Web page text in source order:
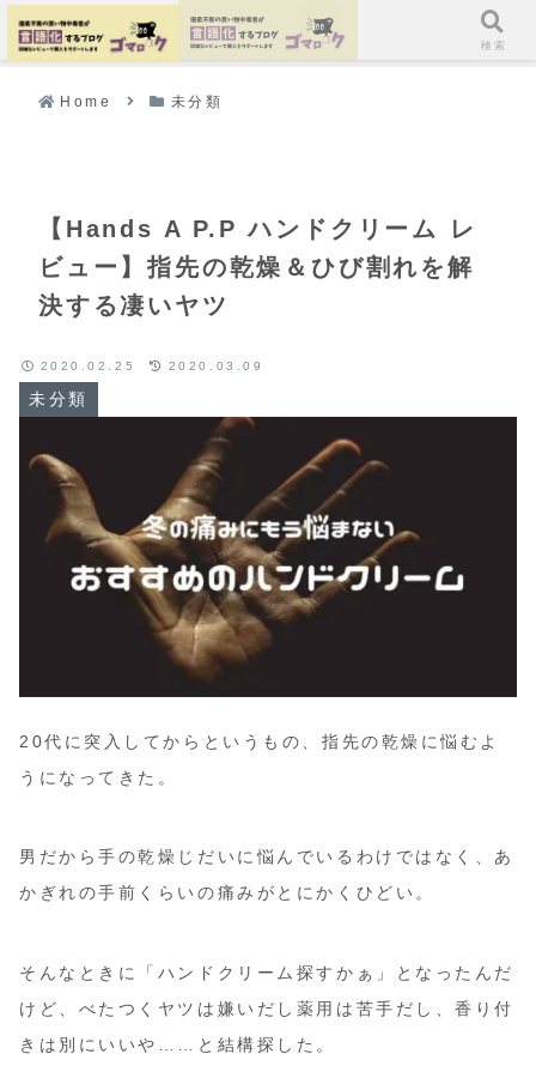
Home 未分類
【Hands A P.P ハンドクリーム レ
ビュー】指先の乾燥＆ひび割れを解
決する凄いヤツ
未分類
2020.02.25 2020.03.09
20代に突入してからというもの、指先の乾燥に悩むよ
うになってきた。
男だから手の乾燥じだいに悩んでいるわけではなく、あ
かぎれの手前くらいの痛みがとにかくひどい。
そんなときに「ハンドクリーム探すかぁ」となったんだ
けど、べたつくヤツは嫌いだし薬用は苦手だし、香り付
きは別にいいや……と結構探した。
ホーム 検索